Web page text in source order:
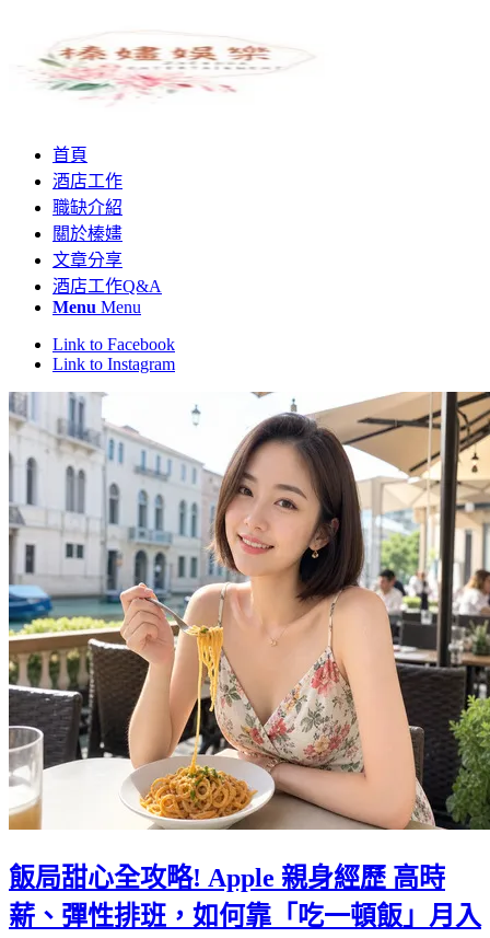
首頁
酒店工作
職缺介紹
關於榛嫿
文章分享
酒店工作Q&A
Menu Menu
Link to Facebook
Link to Instagram
飯局甜心全攻略! Apple 親身經歷 高時
薪、彈性排班，如何靠「吃一頓飯」月入